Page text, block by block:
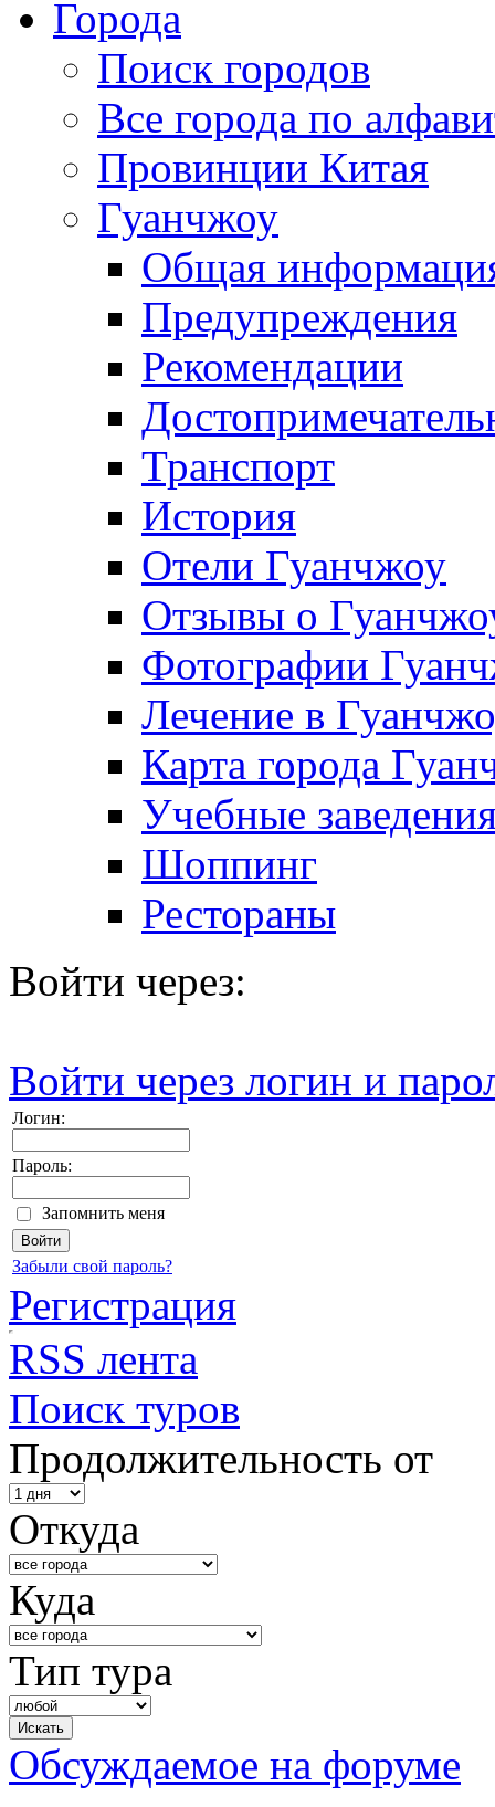
Города
Поиск городов
Все города по
Провинции Китая
Гуанчжоу
Общая
Предупреждения
Рекомендации
Транспорт
История
Отели Гуанчжоу
Отзывы о
Фотографии
Лечение в
Карта города
Учебные
Шоппинг
Рестораны
Войти через:
Войти через логин и
Логин:
Пароль:
Запомнить меня
Забыли свой пароль?
Регистрация
RSS лента
Поиск туров
Продолжительность от
Откуда
Куда
Тип тура
Обсуждаемое на форуме